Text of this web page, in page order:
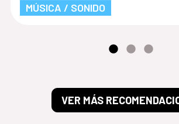
MÚSICA / SONIDO
VER MÁS